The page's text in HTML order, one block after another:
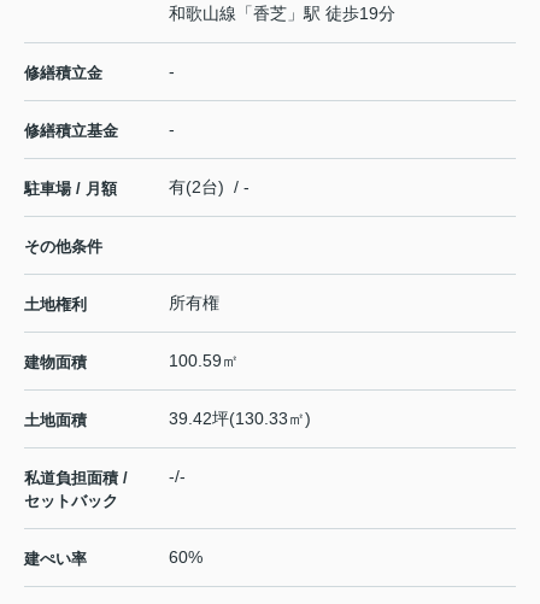
和歌山線 「香芝 」駅 徒歩19分
修繕積立金 -
修繕積立基金 -
駐車場 / 月額 有(2台) / -
その他条件
土地権利 所有権
建物面積 100.59㎡
土地面積 39.42坪(130.33㎡)
私道負担面積 /
セットバック
-/-
建ぺい率 60%